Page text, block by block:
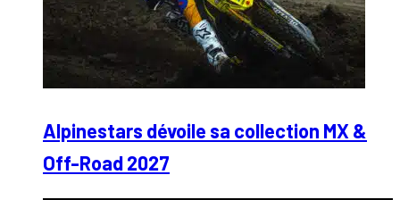
Alpinestars dévoile sa collection MX &
Off-Road 2027